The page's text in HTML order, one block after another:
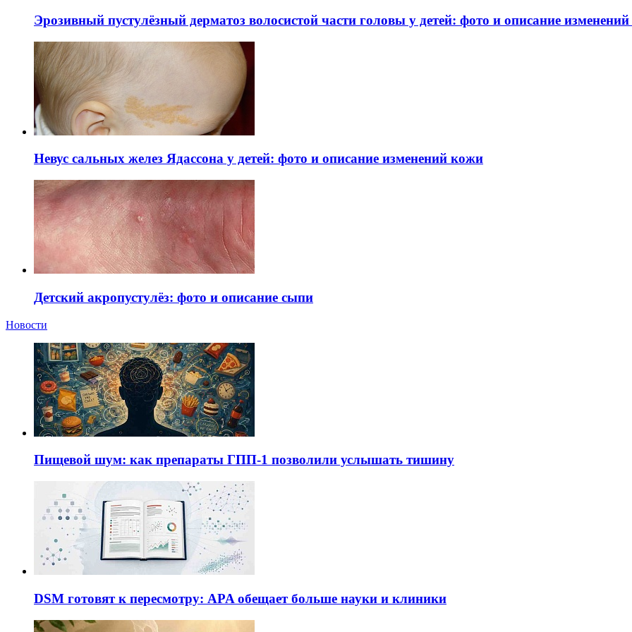
Эрозивный пустулёзный дерматоз волосистой части головы у детей: фото и описание
Невус сальных желез Ядассона у детей: фото и описание изменений кожи
Детский акропустулёз: фото и описание сыпи
Новости
Пищевой шум: как препараты ГПП-1 позволили услышать тишину
DSM готовят к пересмотру: APA обещает больше науки и клиники